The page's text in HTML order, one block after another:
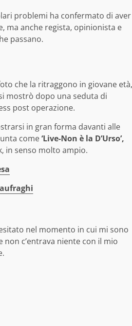
problemi ha confermato di aver
ma anche regista, opinionista e
passano.
che la ritraggono in giovane età,
mostrò dopo una seduta di
post operazione.
in gran forma davanti alle
come‘Live-Non è la D’Urso’,
in senso molto ampio.
nel momento in cui mi sono
c’entrava niente con il mio